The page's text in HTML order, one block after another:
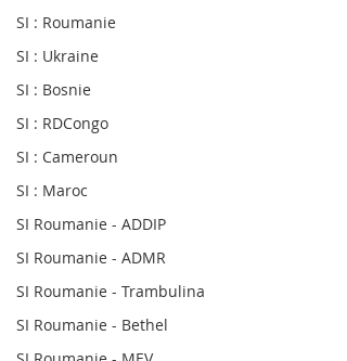
SI : Roumanie
SI : Ukraine
SI : Bosnie
SI : RDCongo
SI : Cameroun
SI : Maroc
SI Roumanie - ADDIP
SI Roumanie - ADMR
SI Roumanie - Trambulina
SI Roumanie - Bethel